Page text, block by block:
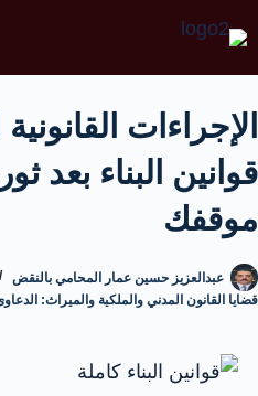
الإجراءات
قوانين البناء بعد
موقفك
عبدالعزيز حسين عمار المحامي بالنقض
قضايا القانون المدني والملكية والميراث: